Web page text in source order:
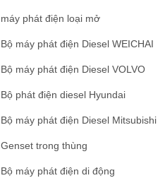
máy phát điện loại mở
Bộ máy phát điện Diesel WEICHAI
Bộ máy phát điện Diesel VOLVO
Bộ phát điện diesel Hyundai
Bộ máy phát điện Diesel Mitsubishi
Genset trong thùng
Bộ máy phát điện di động